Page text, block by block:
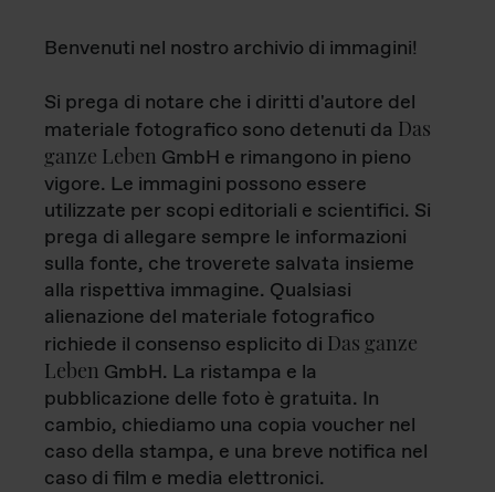
Benvenuti nel nostro archivio di immagini!
Si prega di notare che i diritti d'autore del
materiale fotografico sono detenuti da Das
ganze Leben GmbH e rimangono in pieno
vigore. Le immagini possono essere
utilizzate per scopi editoriali e scientifici. Si
prega di allegare sempre le informazioni
sulla fonte, che troverete salvata insieme
alla rispettiva immagine. Qualsiasi
alienazione del materiale fotografico
richiede il consenso esplicito di Das ganze
Leben GmbH. La ristampa e la
pubblicazione delle foto è gratuita. In
cambio, chiediamo una copia voucher nel
caso della stampa, e una breve notifica nel
caso di film e media elettronici.